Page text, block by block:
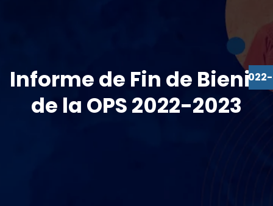
Informe de Fin de Bienio
de la OPS 2022-2023
Reporte Fin de Bienio